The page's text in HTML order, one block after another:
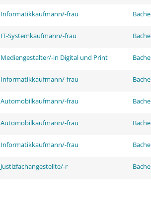
Informatikkaufmann/-frau
IT-Systemkaufmann/-frau
Mediengestalter/-in Digital und Print
Informatikkaufmann/-frau
Automobilkaufmann/-frau
Automobilkaufmann/-frau
Informatikkaufmann/-frau
Justizfachangestellte/-r